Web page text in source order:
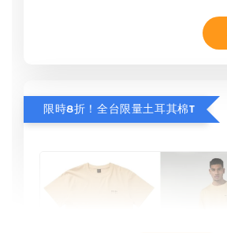
限時8折！全台限量土耳其棉T